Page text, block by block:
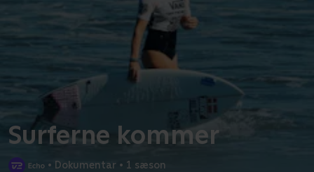
Surferne kommer
• Dokumentar • 1 sæson